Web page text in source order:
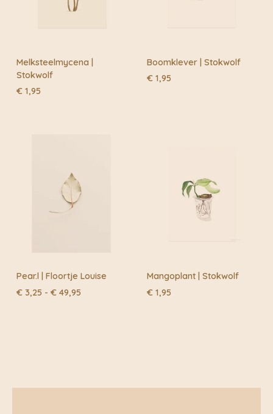
Melksteelmycena |
Stokwolf
€ 1,95
Boomklever | Stokwolf
€ 1,95
Pear.l | Floortje Louise
€ 3,25 - € 49,95
Mangoplant | Stokwolf
€ 1,95